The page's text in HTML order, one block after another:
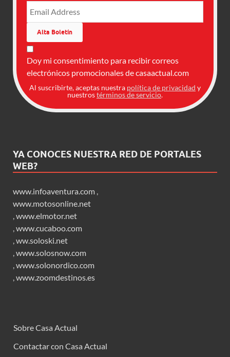
Doy mi consentimiento para recibir correos
electrónicos promocionales de casaactual.com
Al suscribirte, aceptas nuestra política de privacidad y
nuestrostérminos de servicio.
YA CONOCES NUESTRA RED DE PORTALES
WEB?
www.infoaventura.com
www.motosonline.net
www.elmotor.net
www.cucaboo.com
ww.soloski.net
www.solosnow.com
www.solonordico.com
www.zoomdestinos.es
Sobre Casa Actual
Contactar con Casa Actual